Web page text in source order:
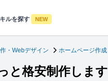
ルを探す NEW
・Webデザイン ホームページ作成
と格安制作します